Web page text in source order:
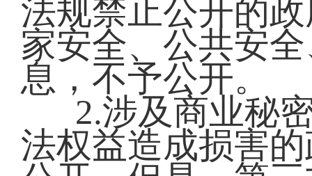
法规禁止公开的
家安全、公共安
息，不予公开。
2.涉及商业秘
法权益造成损害